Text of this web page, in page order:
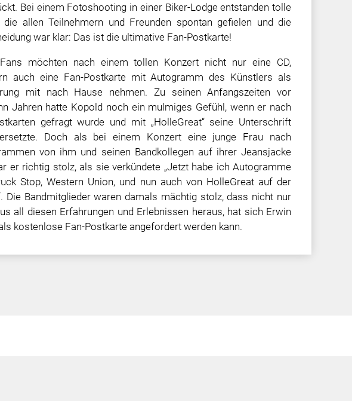
Bei einem Fotoshooting in einer Biker-Lodge entstanden tolle
die allen Teilnehmern und Freunden spontan gefielen und die
war klar: Das ist die ultimative Fan-Postkarte!
möchten nach einem tollen Konzert nicht nur eine CD,
auch eine Fan-Postkarte mit Autogramm des Künstlers als
mit nach Hause nehmen. Zu seinen Anfangszeiten vor
Jahren hatte Kopold noch ein mulmiges Gefühl, wenn er nach
gefragt wurde und mit „HolleGreat“ seine Unterschrift
Doch als bei einem Konzert eine junge Frau nach
von ihm und seinen Bandkollegen auf ihrer Jeansjacke
er richtig stolz, als sie verkündete „Jetzt habe ich Autogramme
Stop, Western Union, und nun auch von HolleGreat auf der
Die Bandmitglieder waren damals mächtig stolz, dass nicht nur
all diesen Erfahrungen und Erlebnissen heraus, hat sich Erwin
kostenlose Fan-Postkarte angefordert werden kann.